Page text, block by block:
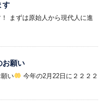
す
まずは原始人から現代人に進
お願い
い
今年の2月22日に２２２２